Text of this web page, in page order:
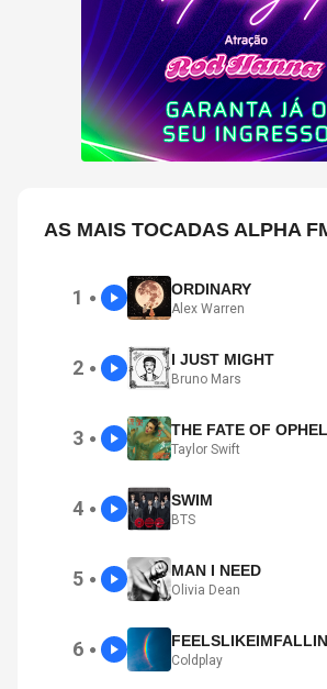
AS MAIS TOCADAS ALPHA
1 ● ORDINARY
Alex Warren
2 ● I JUST MIGHT
Bruno Mars
3 ● THE FATE OF
Taylor Swift
4 ● SWIM
BTS
5 ● MAN I NEED
Olivia Dean
6 ●
Coldplay